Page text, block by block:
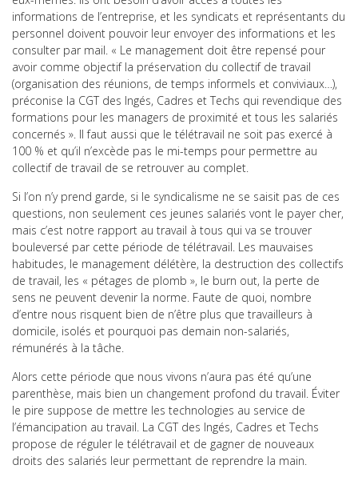
informations de l’entreprise, et les syndicats et représentants du
personnel doivent pouvoir leur envoyer des informations et les
consulter par mail. « Le management doit être repensé pour
avoir comme objectif la préservation du collectif de travail
(organisation des réunions, de temps informels et conviviaux…),
préconise la CGT des Ingés, Cadres et Techs qui revendique des
formations pour les managers de proximité et tous les salariés
concernés ». Il faut aussi que le télétravail ne soit pas exercé à
100 % et qu’il n’excède pas le mi-temps pour permettre au
collectif de travail de se retrouver au complet.
Si l’on n’y prend garde, si le syndicalisme ne se saisit pas de ces
questions, non seulement ces jeunes salariés vont le payer cher,
mais c’est notre rapport au travail à tous qui va se trouver
bouleversé par cette période de télétravail. Les mauvaises
habitudes, le management délétère, la destruction des collectifs
de travail, les « pétages de plomb », le burn out, la perte de
sens ne peuvent devenir la norme. Faute de quoi, nombre
d’entre nous risquent bien de n’être plus que travailleurs à
domicile, isolés et pourquoi pas demain non-salariés,
rémunérés à la tâche.
Alors cette période que nous vivons n’aura pas été qu’une
parenthèse, mais bien un changement profond du travail. Éviter
le pire suppose de mettre les technologies au service de
l’émancipation au travail. La CGT des Ingés, Cadres et Techs
propose de réguler le télétravail et de gagner de nouveaux
droits des salariés leur permettant de reprendre la main.